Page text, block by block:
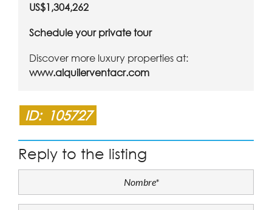
US$1,304,262
Schedule your private tour
Discover more luxury properties at:
www.alquilerventacr.com
ID: 105727
Reply to the listing